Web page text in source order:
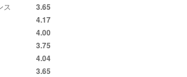
ス 3.65
4.17
4.00
3.75
4.04
3.65